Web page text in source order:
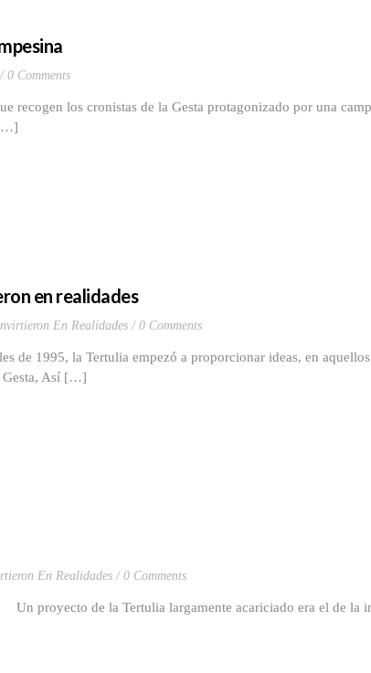
0 Comments
los cronistas de la Gesta protagonizado por una
[…]
en realidades
En Realidades 0 Comments
la Tertulia empezó a proporcionar ideas, en aquellos
Gesta, Así […]
En Realidades 0 Comments
de la Tertulia largamente acariciado era el de la